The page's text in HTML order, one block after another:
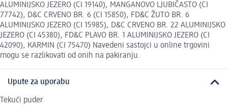
ALUMINIJSKO JEZERO (CI 19140), MANGANOVO LJUBIČASTO (CI
77742), D&C CRVENO BR. 6 (CI 15850), FD&C ŽUTO BR. 6
ALUMINIJSKO JEZERO (CI 15985), D&C CRVENO BR. 22 ALUMINIJSKO
JEZERO (CI 45380), FD&C PLAVO BR. 1 ALUMINIJSKO JEZERO (CI
42090), KARMIN (CI 75470) Navedeni sastojci u online trgovini
mogu se razlikovati od onih na pakiranju.
Upute za uporabu
Tekući puder